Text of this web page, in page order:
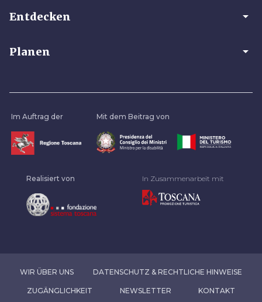
Entdecken arrow_drop_down
Planen arrow_drop_down
Im Auftrag der Mit dem Beitrag von
Realisiert von In Zusammenarbeit mit
WIR ÜBER UNS DATENSCHUTZ & RECHTLICHE HINWEISE
ZUGÄNGLICHKEIT NEWSLETTER KONTAKT